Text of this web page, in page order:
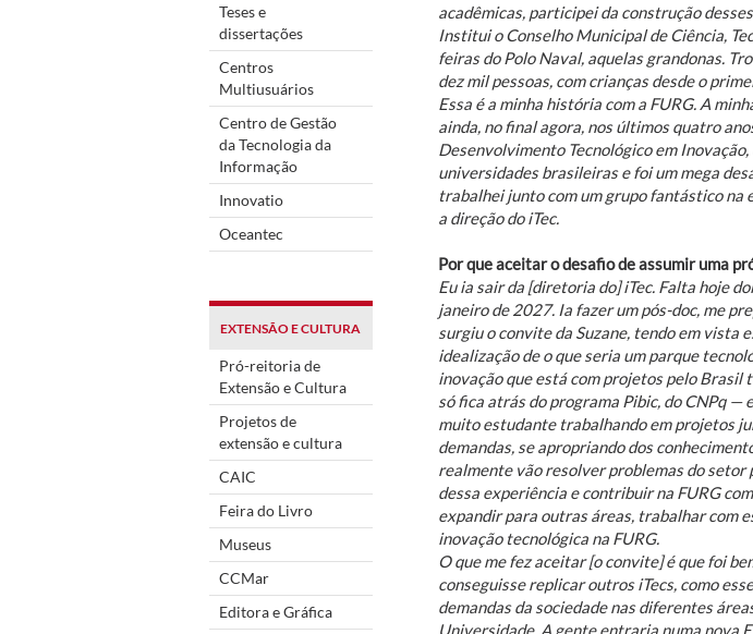
Teses e
dissertações
Centros
Multiusuários
Centro de Gestão
da Tecnologia da
Informação
Innovatio
Oceantec
EXTENSÃO E CULTURA
Pró-reitoria de
Extensão e Cultura
Projetos de
extensão e cultura
CAIC
Feira do Livro
Museus
CCMar
Editora e Gráfica
acadêmicas, participei da construção
Institui o Conselho Municipal de Ciência,
feiras do Polo Naval, aquelas grandonas.
dez mil pessoas, com crianças desde o
Essa é a minha história com a FURG. A
ainda, no final agora, nos últimos quatro
Desenvolvimento Tecnológico em
universidades brasileiras e foi um mega
trabalhei junto com um grupo fantástico na
a direção do iTec.
Por que aceitar o desafio de assumir uma
Eu ia sair da [diretoria do] iTec. Falta hoje
janeiro de 2027. Ia fazer um pós-doc, me
surgiu o convite da Suzane, tendo em vista
idealização de o que seria um parque
inovação que está com projetos pelo Brasil
só fica atrás do programa Pibic, do CNPq —
muito estudante trabalhando em projetos
demandas, se apropriando dos
realmente vão resolver problemas do setor
dessa experiência e contribuir na FURG
expandir para outras áreas, trabalhar com
inovação tecnológica na FURG.
O que me fez aceitar [o convite] é que foi
conseguisse replicar outros iTecs, como
demandas da sociedade nas diferentes
Universidade. A gente entraria numa nova